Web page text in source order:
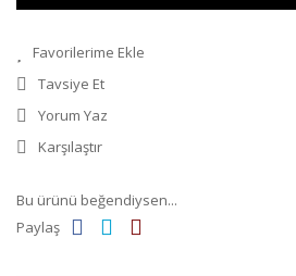
Tavsiye Et
Yorum Yaz
Karşılaştır
Bu ürünü beğendiysen...
Paylaş